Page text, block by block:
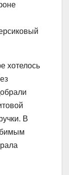
хотелось
В